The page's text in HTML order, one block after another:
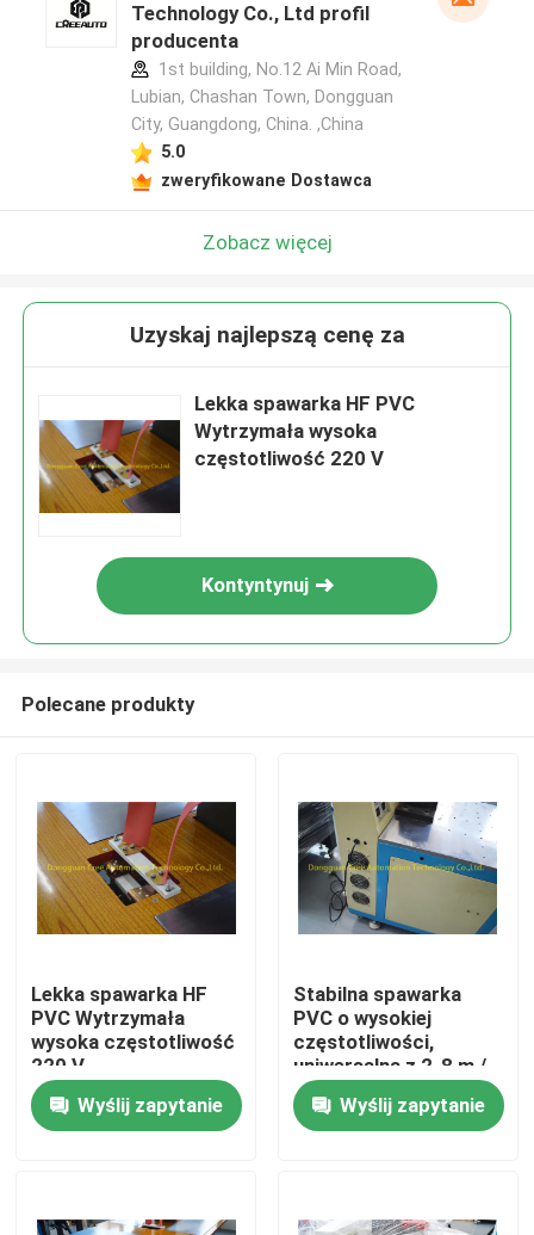
Dom
O nas
Technology Co., Ltd profil
producenta
1st building, No.12 Ai Min Road,
Lubian, Chashan Town, Dongguan
City, Guangdong, China. ,China
5.0
zweryfikowane Dostawca
Zobacz więcej
Uzyskaj najlepszą cenę za
Lekka spawarka HF PVC
Wytrzymała wysoka
częstotliwość 220 V
Kontyntynuj
Polecane produkty
Lekka spawarka HF
PVC Wytrzymała
wysoka częstotliwość
220 V
Wyślij zapytanie
Stabilna spawarka
PVC o wysokiej
częstotliwości,
uniwersalna z 2-8 m /
min
Wyślij zapytanie